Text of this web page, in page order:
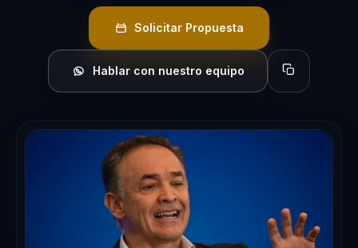
Solicitar Propuesta
Hablar con nuestro equipo Copiar perfil